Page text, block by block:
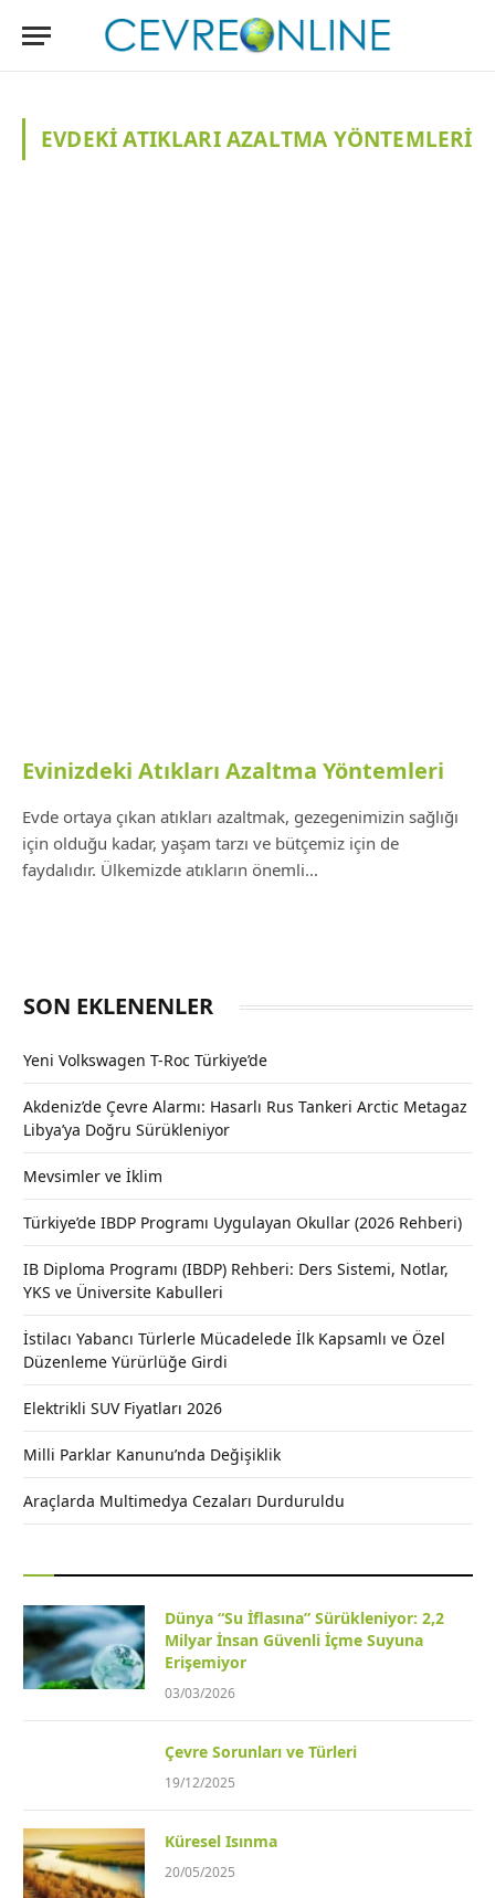
EVDEKI ATIKLARI AZALTMA YÖNTEMLERI
Evinizdeki Atıkları Azaltma Yöntemleri
Evde ortaya çıkan atıkları azaltmak, gezegenimizin sağlığı
için olduğu kadar, yaşam tarzı ve bütçemiz için de
faydalıdır. Ülkemizde atıkların önemli…
SON EKLENENLER
Yeni Volkswagen T-Roc Türkiye’de
Akdeniz’de Çevre Alarmı: Hasarlı Rus Tankeri Arctic Metagaz
Libya’ya Doğru Sürükleniyor
Mevsimler ve İklim
Türkiye’de IBDP Programı Uygulayan Okullar (2026 Rehberi)
IB Diploma Programı (IBDP) Rehberi: Ders Sistemi, Notlar,
YKS ve Üniversite Kabulleri
İstilacı Yabancı Türlerle Mücadelede İlk Kapsamlı ve Özel
Düzenleme Yürürlüğe Girdi
Elektrikli SUV Fiyatları 2026
Milli Parklar Kanunu’nda Değişiklik
Araçlarda Multimedya Cezaları Durduruldu
Dünya “Su İflasına” Sürükleniyor: 2,2
Milyar İnsan Güvenli İçme Suyuna
Erişemiyor
03/03/2026
Çevre Sorunları ve Türleri
19/12/2025
Küresel Isınma
20/05/2025